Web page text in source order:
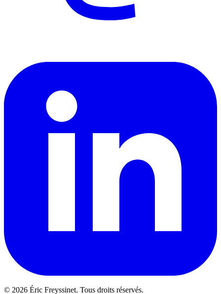
© 2026 Éric Freyssinet. Tous droits réservés.